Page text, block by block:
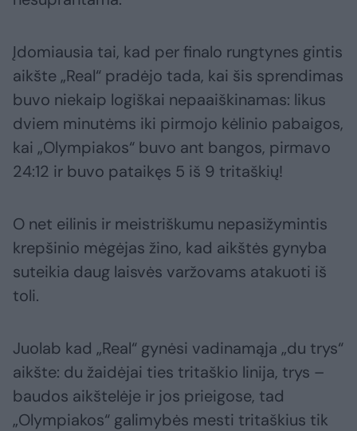
Įdomiausia tai, kad per finalo rungtynes gintis
aikšte „Real“ pradėjo tada, kai šis sprendimas
buvo niekaip logiškai nepaaiškinamas: likus
dviem minutėms iki pirmojo kėlinio pabaigos,
kai „Olympiakos“ buvo ant bangos, pirmavo
24:12 ir buvo pataikęs 5 iš 9 tritaškių!
O net eilinis ir meistriškumu nepasižymintis
krepšinio mėgėjas žino, kad aikštės gynyba
suteikia daug laisvės varžovams atakuoti iš
toli.
Juolab kad „Real“ gynėsi vadinamąja „du trys“
aikšte: du žaidėjai ties tritaškio linija, trys –
baudos aikštelėje ir jos prieigose, tad
„Olympiakos“ galimybės mesti tritaškius tik